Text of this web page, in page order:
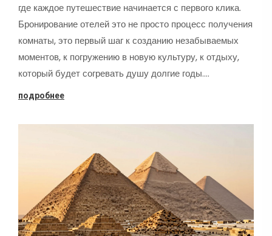
где каждое путешествие начинается с первого клика.
Бронирование отелей это не просто процесс получения
комнаты, это первый шаг к созданию незабываемых
моментов, к погружению в новую культуру, к отдыху,
который будет согревать душу долгие годы.…
подробнее